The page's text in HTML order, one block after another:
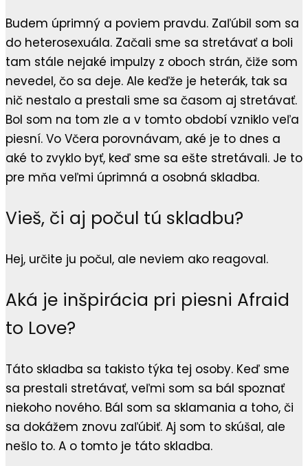
Budem úprimný a poviem pravdu. Zaľúbil som sa
do heterosexuála. Začali sme sa stretávať a boli
tam stále nejaké impulzy z oboch strán, čiže som
nevedel, čo sa deje. Ale keďže je heterák, tak sa
nič nestalo a prestali sme sa časom aj stretávať.
Bol som na tom zle a v tomto období vzniklo veľa
piesní. Vo Včera porovnávam, aké je to dnes a
aké to zvyklo byť, keď sme sa ešte stretávali. Je to
pre mňa veľmi úprimná a osobná skladba.
Vieš, či aj počul tú skladbu?
Hej, určite ju počul, ale neviem ako reagoval.
Aká je inšpirácia pri piesni Afraid
to Love?
Táto skladba sa takisto týka tej osoby. Keď sme
sa prestali stretávať, veľmi som sa bál spoznať
niekoho nového. Bál som sa sklamania a toho, či
sa dokážem znovu zaľúbiť. Aj som to skúšal, ale
nešlo to. A o tomto je táto skladba.